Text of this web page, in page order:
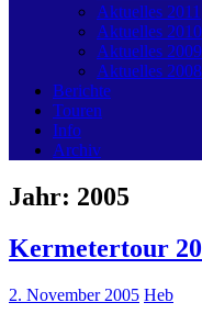
Aktuelles 2011
Aktuelles 2010
Aktuelles 2009
Aktuelles 2008
Berichte
Touren
Info
Archiv
Jahr: 2005
Kermetertour
2. November 2005 Heb